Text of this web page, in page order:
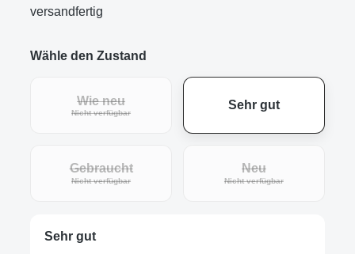
versandfertig
Wähle den Zustand
Wie neu
Nicht verfügbar(Diese Option ist zurzeit nicht verfügbar.)
Sehr gut
Gebraucht
Nicht verfügbar(Diese Option ist zurzeit nicht verfügbar.)
Neu
Nicht verfügbar(Diese Option ist
Sehr gut